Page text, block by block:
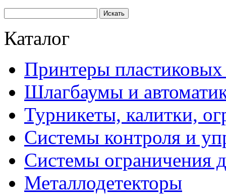
Искать
Каталог
Принтеры пластиковых
Шлагбаумы и
Турникеты, калитки,
Системы контроля и
Системы ограничения
Металлодетекторы